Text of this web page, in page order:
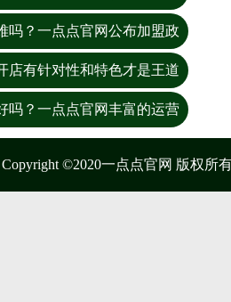
吗？一点点官网公布加盟政
店有针对性和特色才是王道
吗？一点点官网丰富的运营
Copyright ©2020一点点官网 版权所